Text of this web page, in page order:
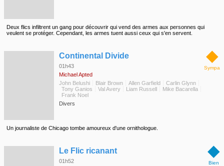
Deux flics infiltrent un gang pour découvrir qui vend des armes aux personnes qui
veulent se protéger. Cependant, les armes tuent aussi ceux qui s'en servent.
◆
Sympa
Continental Divide
01h43
Michael Apted
John Belushi
Blair Brown Allen Garfield
Carlin Glynn
Tony Ganios
Val Avery Liam Russell
Mike Bacarella
Frank Noel
Divers
Un journaliste de Chicago tombe amoureux d'une ornithologue.
◆
Bien
Le Flic ricanant
01h52